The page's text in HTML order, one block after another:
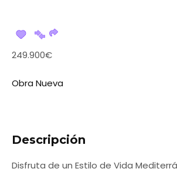
249.900€
Obra Nueva
Descripción
Disfruta de un Estilo de Vida